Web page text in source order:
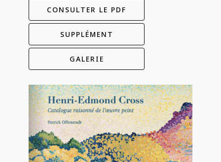
CONSULTER LE PDF
SUPPLÉMENT
GALERIE